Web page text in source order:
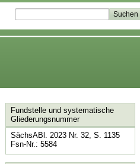
Fundstelle und systematische
Gliederungsnummer
SächsABl. 2023 Nr. 32, S. 1135
Fsn-Nr.: 5584